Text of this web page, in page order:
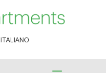
ITALIANO